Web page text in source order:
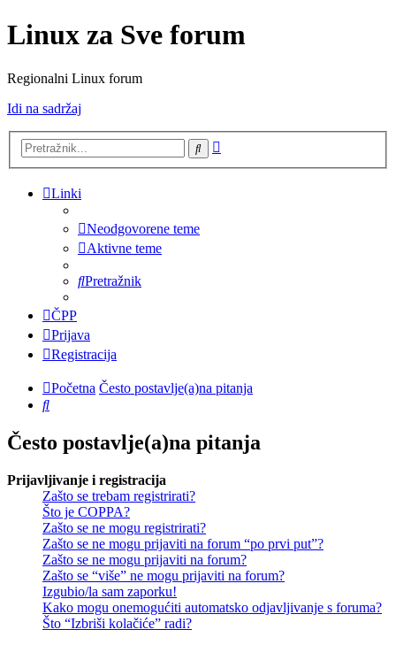
Linux za Sve forum
Regionalni Linux forum
Idi na sadržaj
Pretražnik
Linki
Neodgovorene teme
Aktivne teme
Pretražnik
ČPP
Prijava
Registracija
Početna Često postavlje(a)na pitanja
Pretražnik
Često postavlje(a)na pitanja
Prijavljivanje i registracija
Zašto se trebam registrirati?
Što je COPPA?
Zašto se ne mogu registrirati?
Zašto se ne mogu prijaviti na forum “po prvi put”?
Zašto se ne mogu prijaviti na forum?
Zašto se “više” ne mogu prijaviti na forum?
Izgubio/la sam zaporku!
Kako mogu onemogućiti automatsko odjavljivanje s foruma?
Što “Izbriši kolačiće” radi?